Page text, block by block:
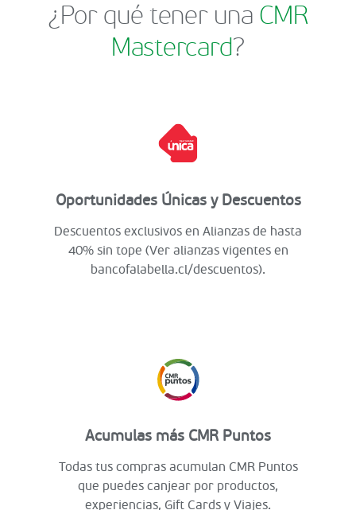
¿Por qué tener una CMR
Mastercard?
Oportunidades Únicas y Descuentos
Descuentos exclusivos en Alianzas de hasta
40% sin tope (Ver alianzas vigentes en
bancofalabella.cl/descuentos).
Acumulas más CMR Puntos
Todas tus compras acumulan CMR Puntos
que puedes canjear por productos,
experiencias, Gift Cards y Viajes.